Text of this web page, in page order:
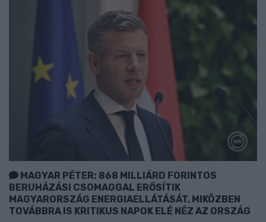
MAGYAR PÉTER: 868 MILLIÁRD FORINTOS
BERUHÁZÁSI CSOMAGGAL ERŐSÍTIK
MAGYARORSZÁG ENERGIAELLÁTÁSÁT, MIKÖZBEN
TOVÁBBRA IS KRITIKUS NAPOK ELÉ NÉZ AZ ORSZÁG